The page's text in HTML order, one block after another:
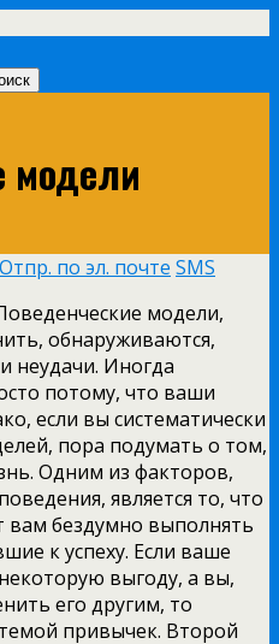
модели
Отпр. по эл. почте SMS
модели,
обнаруживаются,
неудачи. Иногда
потому, что ваши
если вы систематически
пора подумать о том,
Одним из факторов,
является то, что
бездумно выполнять
к успеху. Если ваше
выгоду, а вы,
его другим, то
привычек. Второй